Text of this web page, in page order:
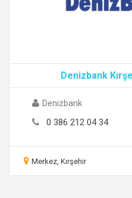
Denizbank
Denizbank
0 386 212 04 34
Merkez, Kırşehir